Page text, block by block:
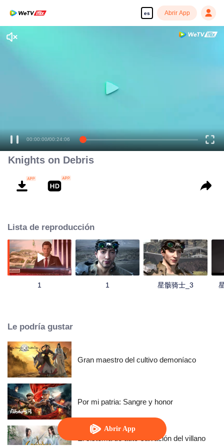
es Abrir App
Abrir App
Disfruta de series en alta definición y sin interrupciones
00:00:00/00:24:06
Knights on Debris
Lista de reproducción
1 1 星骸骑士_3
Le podría gustar
Gran maestro del cultivo demoníaco
Por mi patria: Sangre y honor
El sistema de auto-salvación del villano